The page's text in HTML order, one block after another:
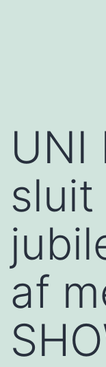
UNI
sluit
af